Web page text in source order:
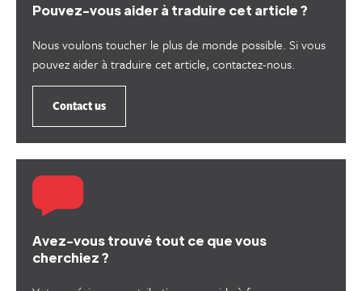
Pouvez-vous aider à traduire cet article ?
Nous voulons toucher le plus de monde possible. Si vous
pouvez aider à traduire cet article, contactez-nous.
Contact us
Avez-vous trouvé tout ce que vous
cherchiez ?